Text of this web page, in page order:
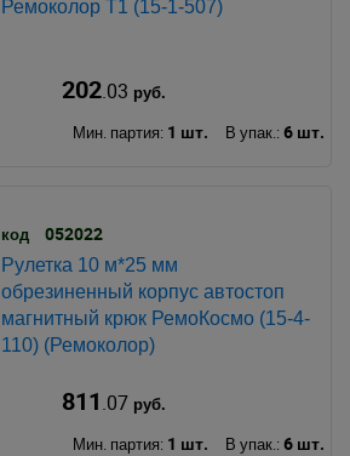
Ремоколор Т1 (15-1-507)
202.03 руб.
Мин. партия: 1 шт. В упак.: 6 шт.
код 052022
Рулетка 10 м*25 мм
обрезиненный корпус автостоп
магнитный крюк РемоКосмо (15-4-
110) (Ремоколор)
811.07 руб.
Мин. партия: 1 шт. В упак.: 6 шт.